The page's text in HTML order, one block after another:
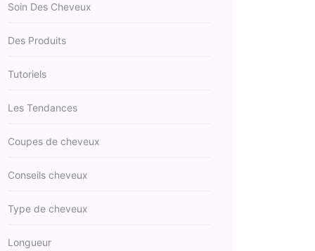
Soin Des Cheveux
Des Produits
Tutoriels
Les Tendances
Coupes de cheveux
Conseils cheveux
Type de cheveux
Longueur